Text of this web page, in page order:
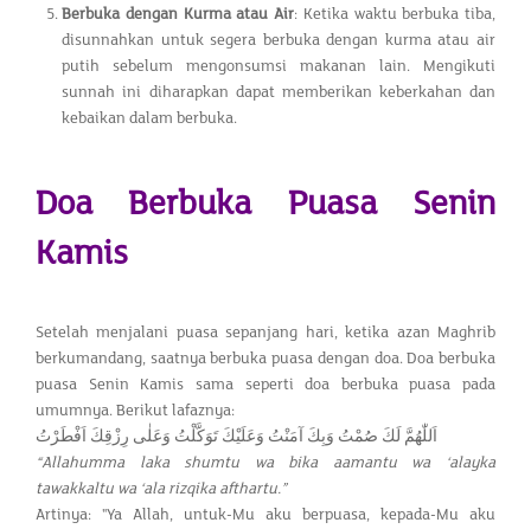
Berbuka dengan Kurma atau Air: Ketika waktu berbuka tiba,
disunnahkan untuk segera berbuka dengan kurma atau air
putih sebelum mengonsumsi makanan lain. Mengikuti
sunnah ini diharapkan dapat memberikan keberkahan dan
kebaikan dalam berbuka.
Doa Berbuka Puasa Senin
Kamis
Setelah menjalani puasa sepanjang hari, ketika azan Maghrib
berkumandang, saatnya berbuka puasa dengan doa. Doa berbuka
puasa Senin Kamis sama seperti doa berbuka puasa pada
umumnya. Berikut lafaznya:
اَللّٰهُمَّ لَكَ صُمْتُ وَبِكَ آمَنْتُ وَعَلَيْكَ تَوَكَّلْتُ وَعَلٰى رِزْقِكَ اَفْطَرْتُ
“Allahumma laka shumtu wa bika aamantu wa ‘alayka
tawakkaltu wa ‘ala rizqika afthartu.”
Artinya: "Ya Allah, untuk-Mu aku berpuasa, kepada-Mu aku